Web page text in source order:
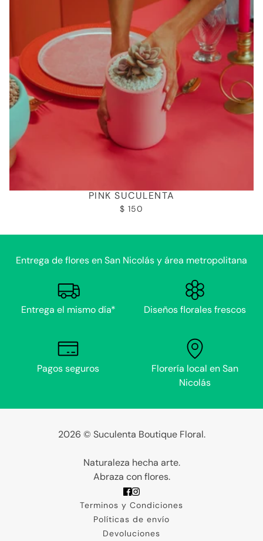
PINK SUCULENTA
$ 150
Entrega de flores en San Nicolás y área metropolitana
Entrega el mismo día* Diseños florales frescos
Pagos seguros
Florería local en San
Nicolás
2026 © Suculenta Boutique Floral.
Naturaleza hecha arte.
Abraza con flores.
Terminos y Condiciones
Políticas de envío
Devoluciones